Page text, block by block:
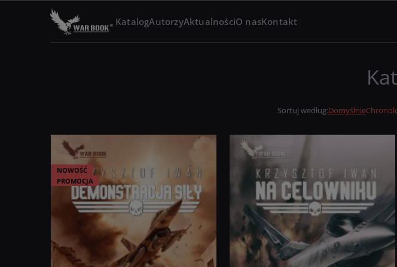
KatalogAutorzyAktualnościO nasKontakt
Sortuj według:Domyślnie
NOWOŚĆ
PROMOCJA